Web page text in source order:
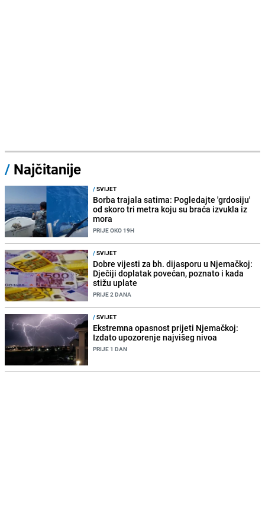
/ Najčitanije
/SVIJET
Borba trajala satima: Pogledajte 'grdosiju'
od skoro tri metra koju su braća izvukla iz
mora
PRIJE OKO 19H
/SVIJET
Dobre vijesti za bh. dijasporu u Njemačkoj:
Dječiji doplatak povećan, poznato i kada
stižu uplate
PRIJE 2 DANA
/SVIJET
Ekstremna opasnost prijeti Njemačkoj:
Izdato upozorenje najvišeg nivoa
PRIJE 1 DAN